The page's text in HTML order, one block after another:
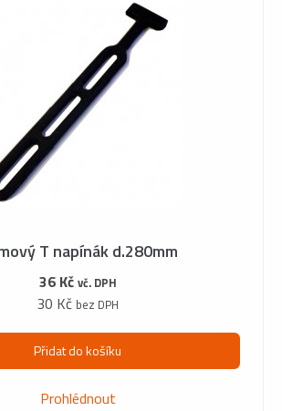
T napínák d.280mm
36 Kč vč. DPH
30 Kč bez DPH
Přidat do košíku
Prohlédnout